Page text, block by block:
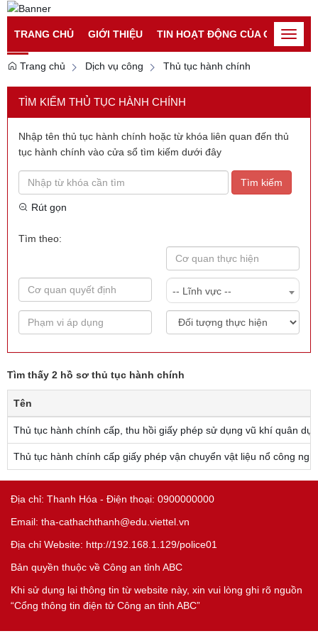
Đăng nhập
Đăng ký
TRANG CHỦ
GIỚI THIỆU TIN HOẠT ĐỘNG CỦA CATPToggle
Trang chủ
Dịch vụ công Thủ tục hành chính
TÌM KIẾM THỦ TỤC HÀNH CHÍNH
Nhập tên thủ tục hành chính hoặc từ khóa liên quan đến thủ
tục hành chính vào cửa sổ tìm kiếm dưới đây
Tìm kiếm
Rút gọn
Tìm theo:
-- Lĩnh vực --
Tìm thấy 2 hồ sơ thủ tục hành chính
Tên
Thủ tục hành chính cấp, thu hồi giấy phép sử dụng vũ khí quân
Thủ tục hành chính cấp giấy phép vận chuyển vật liệu nổ công
Địa chỉ: Thanh Hóa - Điện thoại: 0900000000
Email: tha-cathachthanh@edu.viettel.vn
Địa chỉ Website: http://192.168.1.129/police01
Bản quyền thuộc về Công an tỉnh ABC
Khi sử dụng lại thông tin từ website này, xin vui lòng ghi rõ nguồn
“Cổng thông tin điện tử Công an tỉnh ABC”